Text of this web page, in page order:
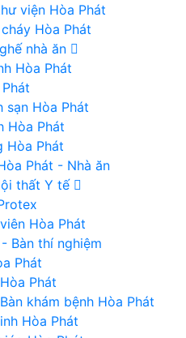
viện Hòa Phát
Hòa Phát
nhà ăn
Hòa Phát
Hòa Phát
Phát
Phát
Phát - Nhà ăn
thất Y tế
Hòa Phát
thí nghiệm
Phát
Phát
khám bệnh Hòa Phát
Hòa Phát